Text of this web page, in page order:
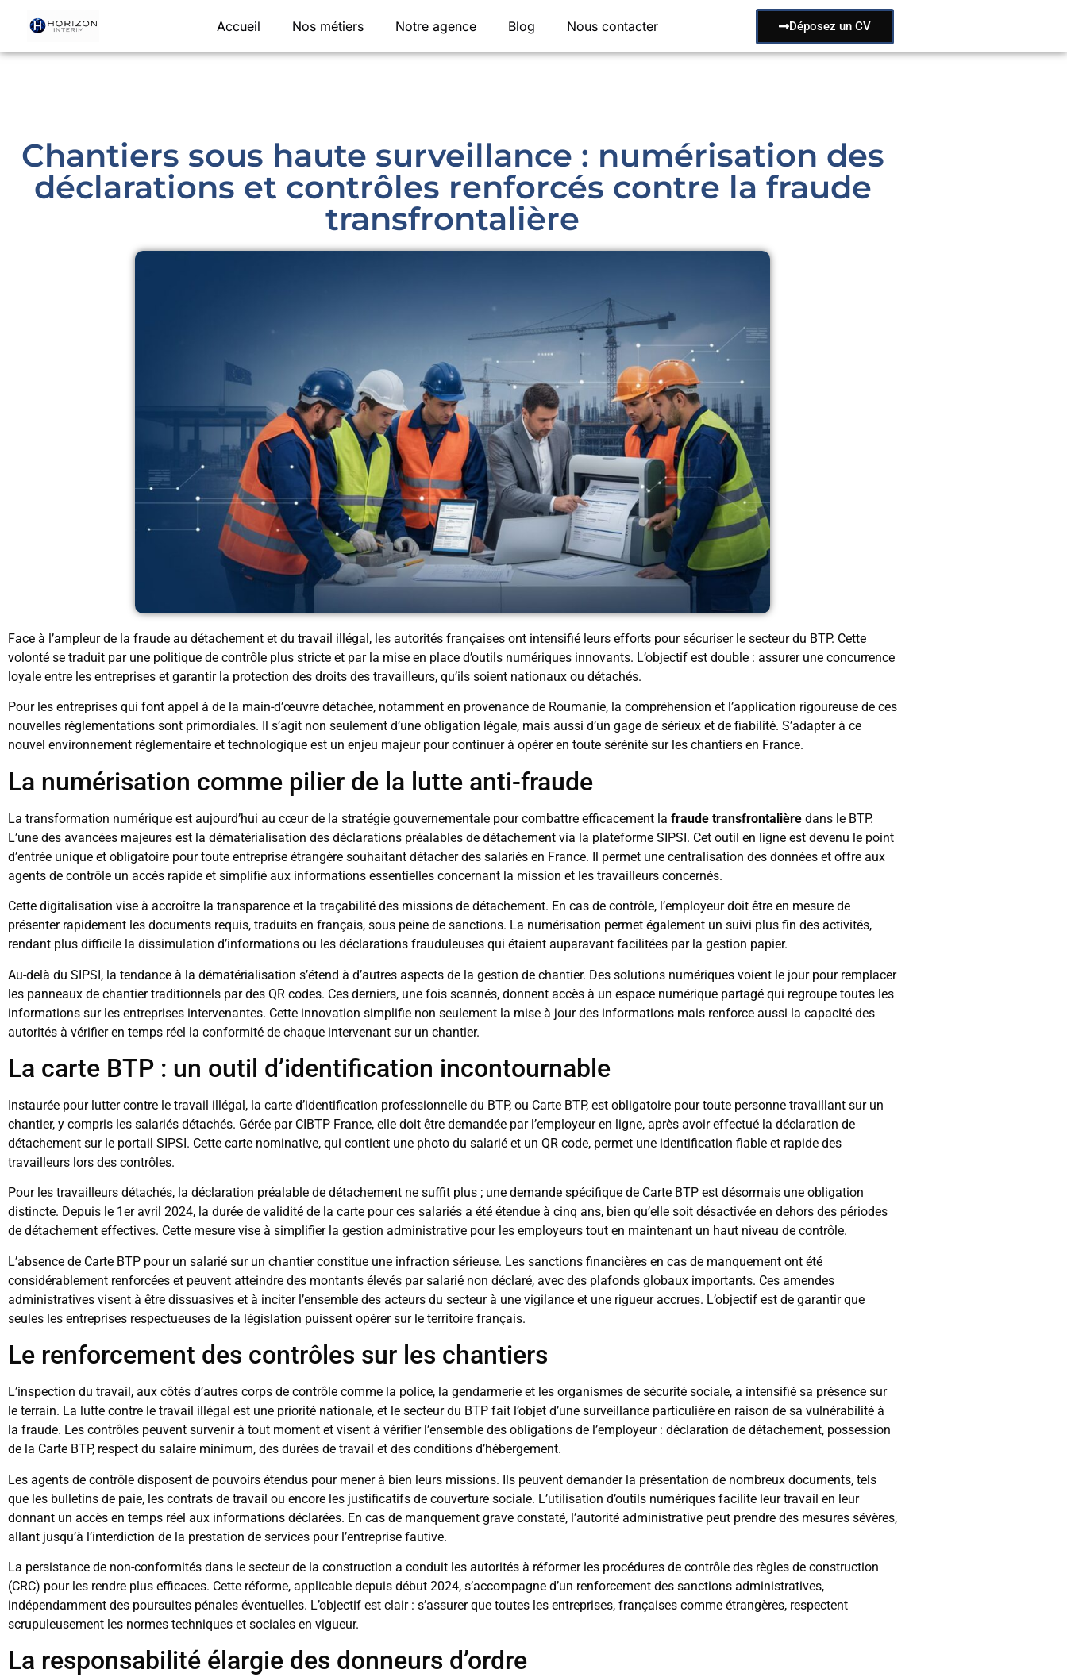
Accueil Nos métiers Notre agence Blog Nous contacter Déposez un CV
Chantiers sous haute surveillance : numérisation des
déclarations et contrôles renforcés contre la fraude
transfrontalière
Face à l’ampleur de la fraude au détachement et du travail illégal, les autorités françaises ont intensifié leurs efforts pour sécuriser le secteur du BTP. Cette
volonté se traduit par une politique de contrôle plus stricte et par la mise en place d’outils numériques innovants. L’objectif est double : assurer une concurrence
loyale entre les entreprises et garantir la protection des droits des travailleurs, qu’ils soient nationaux ou détachés.
Pour les entreprises qui font appel à de la main-d’œuvre détachée, notamment en provenance de Roumanie, la compréhension et l’application rigoureuse de ces
nouvelles réglementations sont primordiales. Il s’agit non seulement d’une obligation légale, mais aussi d’un gage de sérieux et de fiabilité. S’adapter à ce
nouvel environnement réglementaire et technologique est un enjeu majeur pour continuer à opérer en toute sérénité sur les chantiers en France.
La numérisation comme pilier de la lutte anti-fraude
La transformation numérique est aujourd’hui au cœur de la stratégie gouvernementale pour combattre efficacement la fraude transfrontalière dans le BTP.
L’une des avancées majeures est la dématérialisation des déclarations préalables de détachement via la plateforme SIPSI. Cet outil en ligne est devenu le point
d’entrée unique et obligatoire pour toute entreprise étrangère souhaitant détacher des salariés en France. Il permet une centralisation des données et offre aux
agents de contrôle un accès rapide et simplifié aux informations essentielles concernant la mission et les travailleurs concernés.
Cette digitalisation vise à accroître la transparence et la traçabilité des missions de détachement. En cas de contrôle, l’employeur doit être en mesure de
présenter rapidement les documents requis, traduits en français, sous peine de sanctions. La numérisation permet également un suivi plus fin des activités,
rendant plus difficile la dissimulation d’informations ou les déclarations frauduleuses qui étaient auparavant facilitées par la gestion papier.
Au-delà du SIPSI, la tendance à la dématérialisation s’étend à d’autres aspects de la gestion de chantier. Des solutions numériques voient le jour pour remplacer
les panneaux de chantier traditionnels par des QR codes. Ces derniers, une fois scannés, donnent accès à un espace numérique partagé qui regroupe toutes les
informations sur les entreprises intervenantes. Cette innovation simplifie non seulement la mise à jour des informations mais renforce aussi la capacité des
autorités à vérifier en temps réel la conformité de chaque intervenant sur un chantier.
La carte BTP : un outil d’identification incontournable
Instaurée pour lutter contre le travail illégal, la carte d’identification professionnelle du BTP, ou Carte BTP, est obligatoire pour toute personne travaillant sur un
chantier, y compris les salariés détachés. Gérée par CIBTP France, elle doit être demandée par l’employeur en ligne, après avoir effectué la déclaration de
détachement sur le portail SIPSI. Cette carte nominative, qui contient une photo du salarié et un QR code, permet une identification fiable et rapide des
travailleurs lors des contrôles.
Pour les travailleurs détachés, la déclaration préalable de détachement ne suffit plus ; une demande spécifique de Carte BTP est désormais une obligation
distincte. Depuis le 1er avril 2024, la durée de validité de la carte pour ces salariés a été étendue à cinq ans, bien qu’elle soit désactivée en dehors des périodes
de détachement effectives. Cette mesure vise à simplifier la gestion administrative pour les employeurs tout en maintenant un haut niveau de contrôle.
L’absence de Carte BTP pour un salarié sur un chantier constitue une infraction sérieuse. Les sanctions financières en cas de manquement ont été
considérablement renforcées et peuvent atteindre des montants élevés par salarié non déclaré, avec des plafonds globaux importants. Ces amendes
administratives visent à être dissuasives et à inciter l’ensemble des acteurs du secteur à une vigilance et une rigueur accrues. L’objectif est de garantir que
seules les entreprises respectueuses de la législation puissent opérer sur le territoire français.
Le renforcement des contrôles sur les chantiers
L’inspection du travail, aux côtés d’autres corps de contrôle comme la police, la gendarmerie et les organismes de sécurité sociale, a intensifié sa présence sur
le terrain. La lutte contre le travail illégal est une priorité nationale, et le secteur du BTP fait l’objet d’une surveillance particulière en raison de sa vulnérabilité à
la fraude. Les contrôles peuvent survenir à tout moment et visent à vérifier l’ensemble des obligations de l’employeur : déclaration de détachement, possession
de la Carte BTP, respect du salaire minimum, des durées de travail et des conditions d’hébergement.
Les agents de contrôle disposent de pouvoirs étendus pour mener à bien leurs missions. Ils peuvent demander la présentation de nombreux documents, tels
que les bulletins de paie, les contrats de travail ou encore les justificatifs de couverture sociale. L’utilisation d’outils numériques facilite leur travail en leur
donnant un accès en temps réel aux informations déclarées. En cas de manquement grave constaté, l’autorité administrative peut prendre des mesures sévères,
allant jusqu’à l’interdiction de la prestation de services pour l’entreprise fautive.
La persistance de non-conformités dans le secteur de la construction a conduit les autorités à réformer les procédures de contrôle des règles de construction
(CRC) pour les rendre plus efficaces. Cette réforme, applicable depuis début 2024, s’accompagne d’un renforcement des sanctions administratives,
indépendamment des poursuites pénales éventuelles. L’objectif est clair : s’assurer que toutes les entreprises, françaises comme étrangères, respectent
scrupuleusement les normes techniques et sociales en vigueur.
La responsabilité élargie des donneurs d’ordre